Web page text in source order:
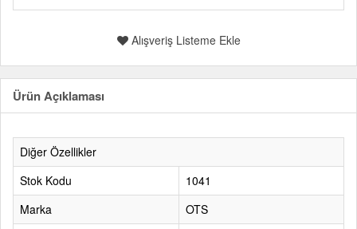
Alışveriş Listeme Ekle
Ürün Açıklaması
Diğer Özellikler
Stok Kodu
1041
Marka
OTS